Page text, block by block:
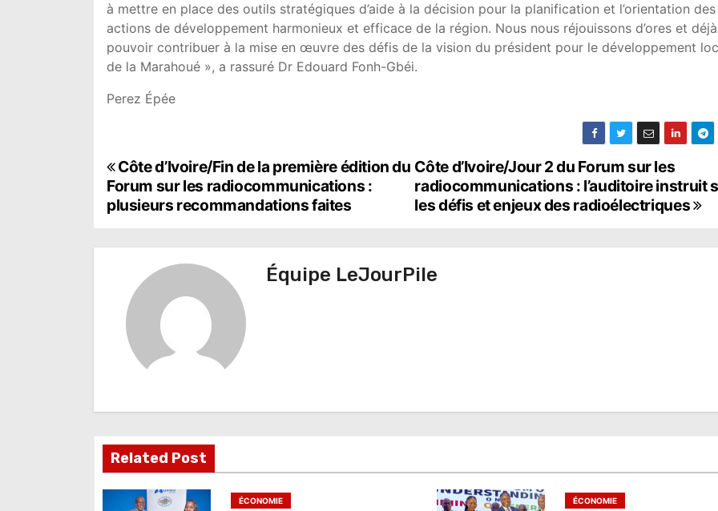
à mettre en place des outils stratégiques d’aide à la décision pour la planification et l’orientation des
actions de développement harmonieux et efficace de la région. Nous nous réjouissons d’ores et
pouvoir contribuer à la mise en œuvre des défis de la vision du président pour le développement
de la Marahoué », a rassuré Dr Edouard Fonh-Gbéi.
Perez Épée
N
a
o
n
d
Côte d’Ivoire/Jour 2 du Forum sur les
radiocommunications : l’auditoire instruit
les défis et enjeux des radioélectriques
Côte d’Ivoire/Fin de la première édition du
Forum sur les radiocommunications :
plusieurs recommandations faites
Équipe LeJourPile
Related Post
ÉCONOMIE ÉCONOMIE